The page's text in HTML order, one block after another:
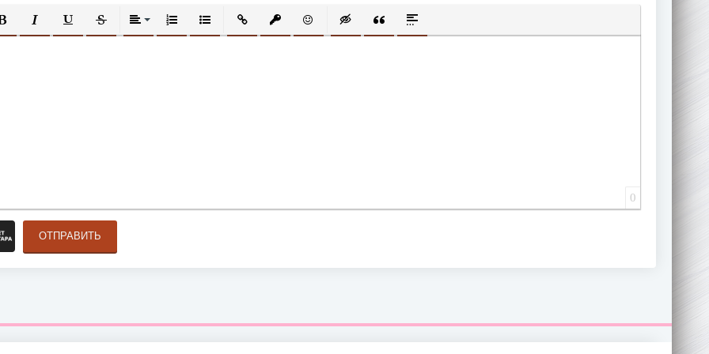
КУРСИВПОДЧЕРКНУТЫЙ
ЗАЧЕРКНУТЫЙВЫРАВНИВАНИЕ
НУМЕРОВАННЫЙ СПИСОК
МАРКИРОВАННЫЙ СПИСОК
ВСТАВИТЬ ССЫЛКУ
ВСТАВИТЬ ЗАЩИЩЕННУЮ ССЫЛКУ
ВСТАВИТЬ СМАЙЛИК
ВСТАВКА СКРЫТОГО ТЕКСТА
ВСТАВКА ЦИТАТЫ
ВСТАВКА СПОЙЛЕРА
0
ОТПРАВИТЬ